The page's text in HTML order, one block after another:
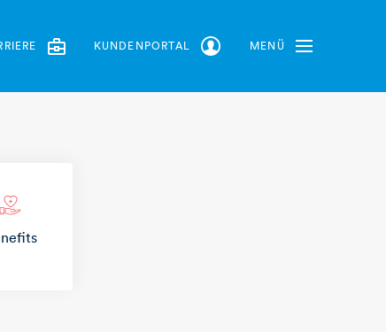
KUNDENPORTAL MENÜ
Toggle Navbar
hand-herz-plus